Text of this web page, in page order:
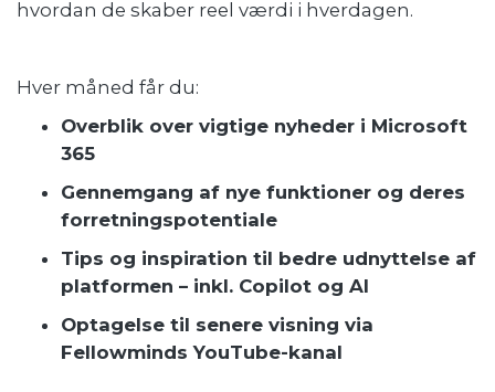
hvordan de skaber reel værdi i hverdagen.
Hver måned får du:
Overblik over vigtige nyheder i Microsoft
365
Gennemgang af nye funktioner og deres
forretningspotentiale
Tips og inspiration til bedre udnyttelse af
platformen – inkl. Copilot og AI
Optagelse til senere visning via
Fellowminds YouTube-kanal